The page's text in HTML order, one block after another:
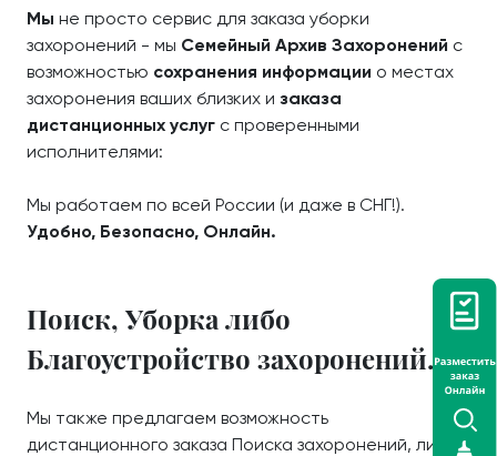
Мы не просто сервис для заказа уборки
захоронений - мы Семейный Архив Захоронений с
возможностью сохранения информации о местах
захоронения ваших близких и заказа
дистанционных услуг с проверенными
исполнителями:
Мы работаем по всей России (и даже в СНГ!).
Удобно, Безопасно, Онлайн.
Поиск, Уборка либо
Благоустройство захоронений.
Мы также предлагаем возможность
дистанционного заказа Поиска захоронений, либо